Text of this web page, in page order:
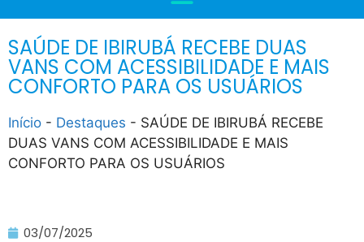
SAÚDE DE IBIRUBÁ RECEBE DUAS
VANS COM ACESSIBILIDADE E MAIS
CONFORTO PARA OS USUÁRIOS
Início - Destaques - SAÚDE DE IBIRUBÁ RECEBE
DUAS VANS COM ACESSIBILIDADE E MAIS
CONFORTO PARA OS USUÁRIOS
03/07/2025